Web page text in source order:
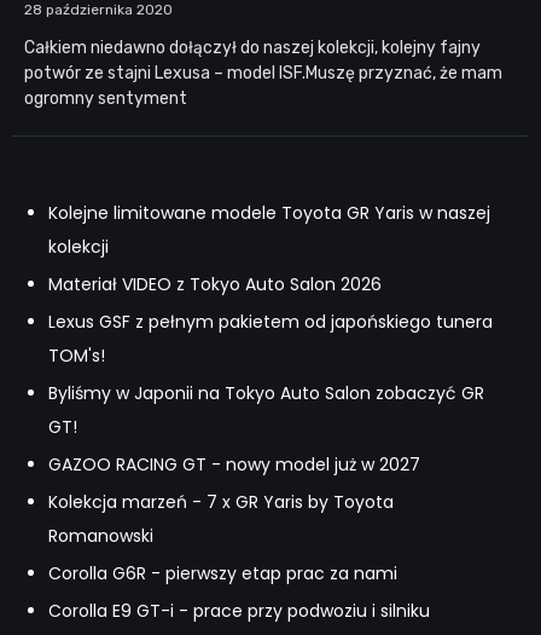
28 października 2020
Całkiem niedawno dołączył do naszej kolekcji, kolejny fajny
potwór ze stajni Lexusa – model ISF.Muszę przyznać, że mam
ogromny sentyment
Kolejne limitowane modele Toyota GR Yaris w naszej
kolekcji
Materiał VIDEO z Tokyo Auto Salon 2026
Lexus GSF z pełnym pakietem od japońskiego tunera
TOM's!
Byliśmy w Japonii na Tokyo Auto Salon zobaczyć GR
GT!
GAZOO RACING GT - nowy model już w 2027
Kolekcja marzeń - 7 x GR Yaris by Toyota
Romanowski
Corolla G6R - pierwszy etap prac za nami
Corolla E9 GT-i - prace przy podwoziu i silniku